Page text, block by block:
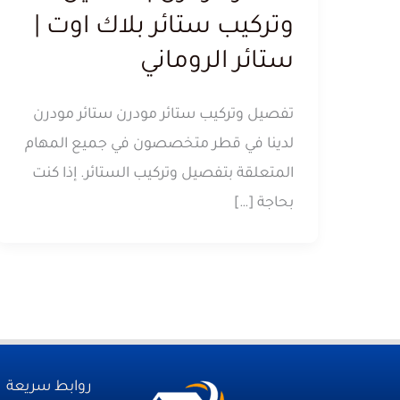
وتركيب ستائر بلاك اوت |
ستائر الروماني
تفصيل وتركيب ستائر مودرن ستائر مودرن
لدينا في قطر متخصصون في جميع المهام
المتعلقة بتفصيل وتركيب الستائر. إذا كنت
بحاجة […]
روابط سريعة